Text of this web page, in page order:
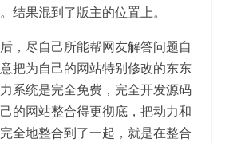
结果混到了版主的位置上。
尽自己所能帮网友解答问题自
把为自己的网站特别修改的东东
系统是完全免费，完全开发源码
的网站整合得更彻底，把动力和
全地整合到了一起，就是在整合